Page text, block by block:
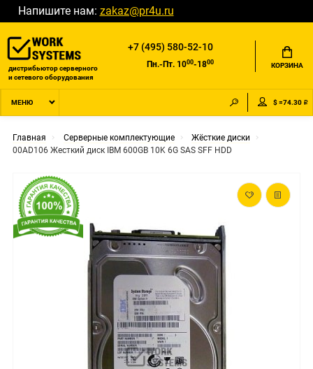
Напишите нам: zakaz@pr4u.ru
дистрибьютор серверного
и сетевого оборудования
+7 (495) 580-52-10
Пн.-Пт. 1000-1800 КОРЗИНА
МЕНЮ $ =74.30 ₽
Главная Серверные комплектующие
Жёсткие диски
00AD106 Жесткий диск IBM 600GB 10K 6G SAS SFF HDD